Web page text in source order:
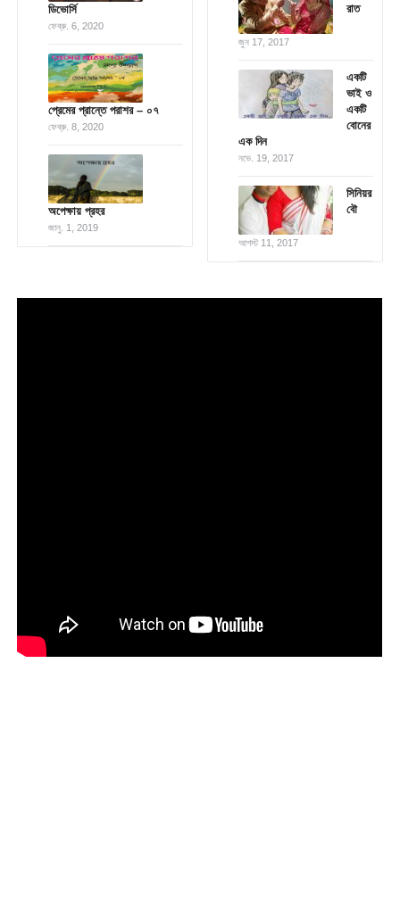
ডিভোর্সি
ফেব্রু. 6, 2020
প্রেমের প্রান্তে পরাশর – ০৭
ফেব্রু. 8, 2020
অপেক্ষায় প্রহর
জানু. 1, 2019
রাত
জুন 17, 2017
একটি
ভাই ও
একটি
বোনের
এক দিন
নভে. 19, 2017
সিনিয়র
বৌ
আগস্ট 11, 2017